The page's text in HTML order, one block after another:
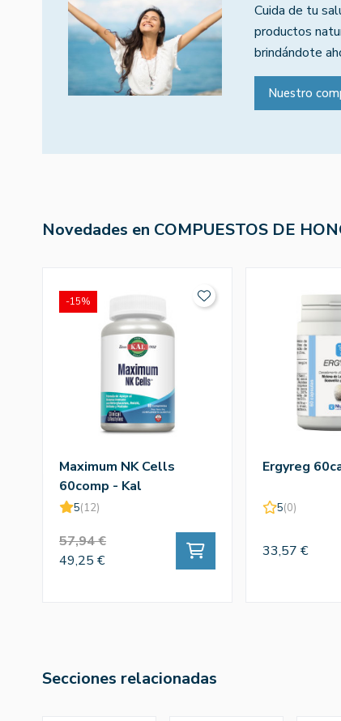
Cuida de tu
productos
brindándote
Nuestro
Novedades en COMPUESTOS DE
Maximum NK Cells
60comp - Kal
5(12)
57,94 €
49,25 €
-15%
Ergyreg
5(0)
33,57 €
Secciones relacionadas